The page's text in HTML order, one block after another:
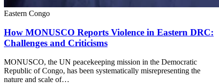
Eastern Congo
How MONUSCO Reports Violence in Eastern DRC:
Challenges and Criticisms
MONUSCO, the UN peacekeeping mission in the Democratic
Republic of Congo, has been systematically misrepresenting the
nature and scale of…